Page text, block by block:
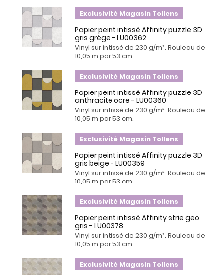
Exclusivité Magasin Tollens
Papier peint intissé Affinity puzzle 3D
gris grège - LU00362
Vinyl sur intissé de 230 g/m². Rouleau de
10,05 m par 53 cm.
Exclusivité Magasin Tollens
Papier peint intissé Affinity puzzle 3D
anthracite ocre - LU00360
Vinyl sur intissé de 230 g/m². Rouleau de
10,05 m par 53 cm.
Exclusivité Magasin Tollens
Papier peint intissé Affinity puzzle 3D
gris beige - LU00359
Vinyl sur intissé de 230 g/m². Rouleau de
10,05 m par 53 cm.
Exclusivité Magasin Tollens
Papier peint intissé Affinity strie geo
gris - LU00378
Vinyl sur intissé de 230 g/m². Rouleau de
10,05 m par 53 cm.
Exclusivité Magasin Tollens